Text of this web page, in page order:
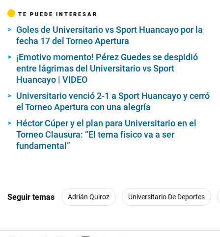
TE PUEDE INTERESAR
Goles de Universitario vs Sport Huancayo por la
fecha 17 del Torneo Apertura
¡Emotivo momento! Pérez Guedes se despidió
entre lágrimas del Universitario vs Sport
Huancayo | VIDEO
Universitario venció 2-1 a Sport Huancayo y cerró
el Torneo Apertura con una alegría
Héctor Cúper y el plan para Universitario en el
Torneo Clausura: “El tema físico va a ser
fundamental”
Seguir temas Adrián Quiroz Universitario De Deportes